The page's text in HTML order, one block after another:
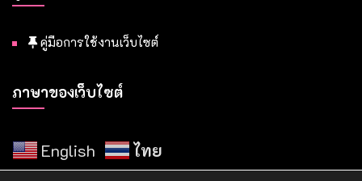
คู่มือการใช้งานเว็บไซต์
ภาษาของเว็บไซต์
English ไทย